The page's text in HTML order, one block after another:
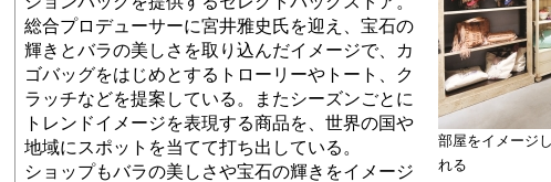
総合プロデューサーに宮井雅史氏を迎え、宝石の
輝きとバラの美しさを取り込んだイメージで、カ
ゴバッグをはじめとするトローリーやトート、ク
ラッチなどを提案している。またシーズンごとに
トレンドイメージを表現する商品を、世界の国や
地域にスポットを当てて打ち出している。
ショップもバラの美しさや宝石の輝きをイメージ
部屋をイメージ
れる